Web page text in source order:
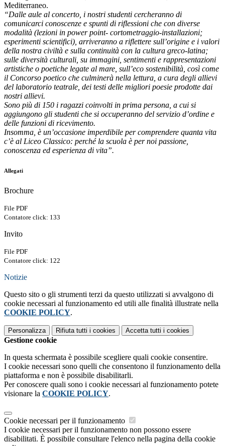
Mediterraneo.
“Dalle aule al concerto, i nostri studenti cercheranno di
comunicarci conoscenze e spunti di riflessioni che con diverse
modalità (lezioni in power point- cortometraggio-installazioni;
esperimenti scientifici), arriveranno a riflettere sull’origine e i valori
della nostra civiltà e sulla continuità con la cultura greco-latina;
sulle diversità culturali, su immagini, sentimenti e rappresentazioni
artistiche o poetiche legate al mare, sull’eco sostenibilità, così come
il Concorso poetico che culminerà nella lettura, a cura degli allievi
del laboratorio teatrale, dei testi delle migliori poesie prodotte dai
nostri allievi.
Sono più di 150 i ragazzi coinvolti in prima persona, a cui si
aggiungono gli studenti che si occuperanno del servizio d’ordine e
delle funzioni di ricevimento.
Insomma, è un’occasione imperdibile per comprendere quanta vita
c’è al Liceo Classico: perché la scuola è per noi passione,
conoscenza ed esperienza di vita”.
Allegati
Brochure
File PDF
Contatore click: 133
Invito
File PDF
Contatore click: 122
Notizie
Questo sito o gli strumenti terzi da questo utilizzati si avvalgono di
cookie necessari al funzionamento ed utili alle finalità illustrate nella
COOKIE POLICY.
Personalizza Rifiuta tutti i cookies Accetta tutti i cookies
Gestione cookie
In questa schermata è possibile scegliere quali cookie consentire.
I cookie necessari sono quelli che consentono il funzionamento della
piattaforma e non è possibile disabilitarli.
Per conoscere quali sono i cookie necessari al funzionamento potete
visionare la COOKIE POLICY.
Cookie necessari per il funzionamento
I cookie necessari per il funzionamento non possono essere
disabilitati. È possibile consultare l'elenco nella pagina della cookie